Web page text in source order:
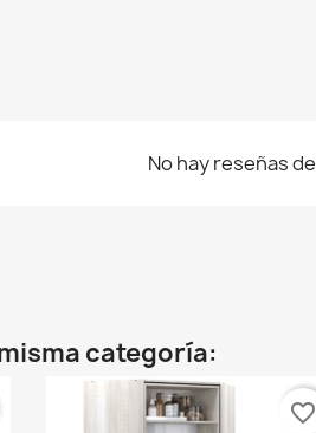
No hay reseñas
categoría:
favorite_border